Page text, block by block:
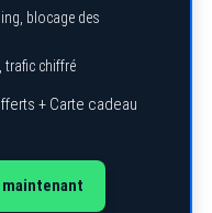
blocage des
trafic chiffré
+ Carte cadeau